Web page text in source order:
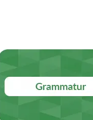
lesen